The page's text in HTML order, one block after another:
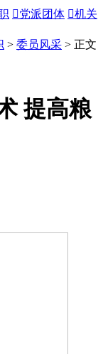
党派团体 机关
> 委员风采 > 正文
提高粮